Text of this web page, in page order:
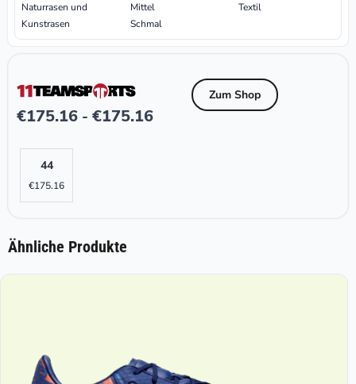
Naturrasen und
Kunstrasen
Mittel
Schmal
Textil
€175.16 - €175.16
Zum Shop
44
€175.16
Ähnliche Produkte